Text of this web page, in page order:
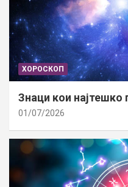
ХОРОСКОП
Знаци кои најтешко
01/07/2026